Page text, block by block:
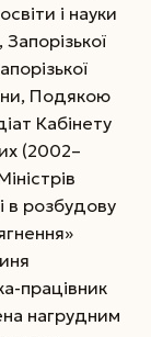
і науки
Подякою
Кабінету
(2002–
в розбудову
працівник
нагрудним